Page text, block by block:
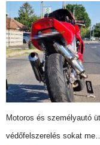
Motoros és személyautó
védőfelszerelés sokat